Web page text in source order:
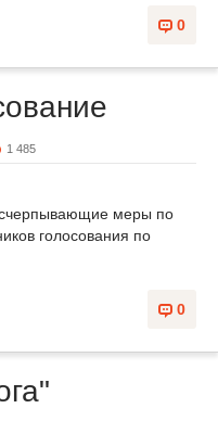
0
1 485
меры по
голосования по
0